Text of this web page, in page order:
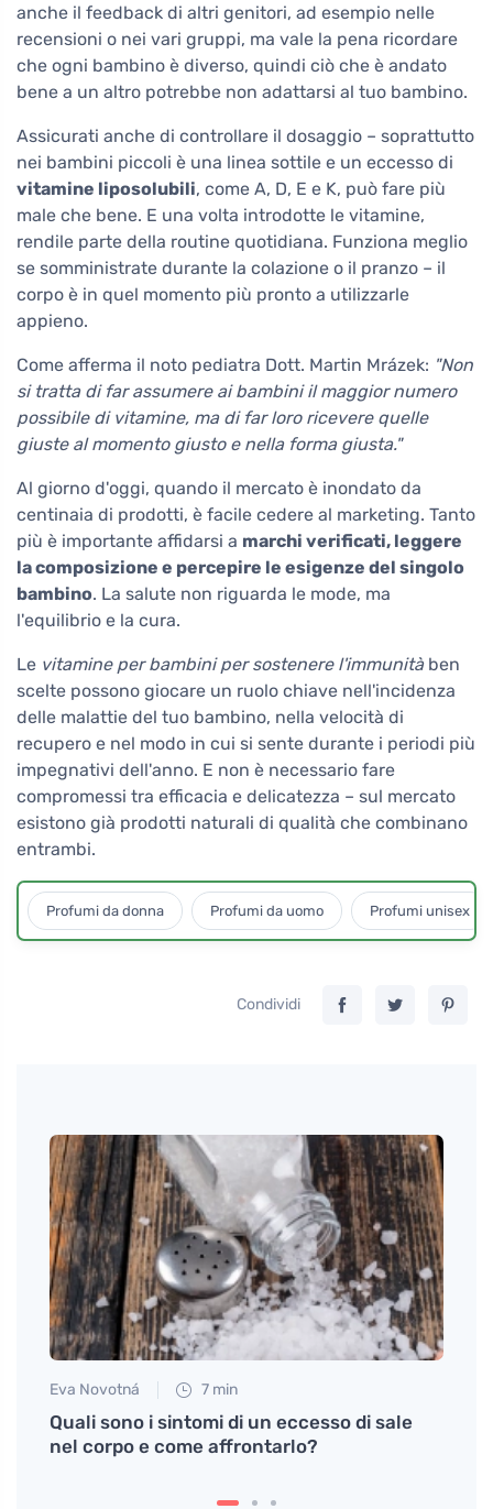
anche il feedback di altri genitori, ad esempio nelle
recensioni o nei vari gruppi, ma vale la pena ricordare
che ogni bambino è diverso, quindi ciò che è andato
bene a un altro potrebbe non adattarsi al tuo bambino.
Assicurati anche di controllare il dosaggio – soprattutto
nei bambini piccoli è una linea sottile e un eccesso di
vitamine liposolubili, come A, D, E e K, può fare più
male che bene. E una volta introdotte le vitamine,
rendile parte della routine quotidiana. Funziona meglio
se somministrate durante la colazione o il pranzo – il
corpo è in quel momento più pronto a utilizzarle
appieno.
Come afferma il noto pediatra Dott. Martin Mrázek: "Non
si tratta di far assumere ai bambini il maggior numero
possibile di vitamine, ma di far loro ricevere quelle
giuste al momento giusto e nella forma giusta."
Al giorno d'oggi, quando il mercato è inondato da
centinaia di prodotti, è facile cedere al marketing. Tanto
più è importante affidarsi a marchi verificati, leggere
la composizione e percepire le esigenze del singolo
bambino. La salute non riguarda le mode, ma
l'equilibrio e la cura.
Le vitamine per bambini per sostenere l'immunitàben
scelte possono giocare un ruolo chiave nell'incidenza
delle malattie del tuo bambino, nella velocità di
recupero e nel modo in cui si sente durante i periodi più
impegnativi dell'anno. E non è necessario fare
compromessi tra efficacia e delicatezza – sul mercato
esistono già prodotti naturali di qualità che combinano
entrambi.
Profumi da donna Profumi da uomo Profumi unisex
Condividi
Eva Novotná 7 min
Quali sono i sintomi di un eccesso di sale
nel corpo e come affrontarlo?